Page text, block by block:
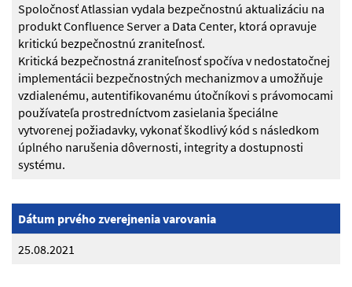
Spoločnosť Atlassian vydala bezpečnostnú aktualizáciu na
produkt Confluence Server a Data Center, ktorá opravuje
kritickú bezpečnostnú zraniteľnosť.
Kritická bezpečnostná zraniteľnosť spočíva v nedostatočnej
implementácii bezpečnostných mechanizmov a umožňuje
vzdialenému, autentifikovanému útočníkovi s právomocami
používateľa prostredníctvom zasielania špeciálne
vytvorenej požiadavky, vykonať škodlivý kód s následkom
úplného narušenia dôvernosti, integrity a dostupnosti
systému.
Dátum prvého zverejnenia varovania
25.08.2021